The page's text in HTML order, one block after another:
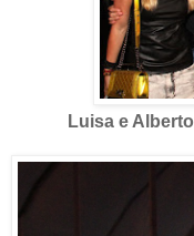
Luisa e